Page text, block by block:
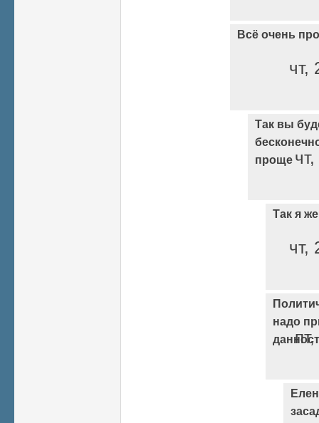
Всё очень
чт,
Так вы
проще
Так я
чт,
надо